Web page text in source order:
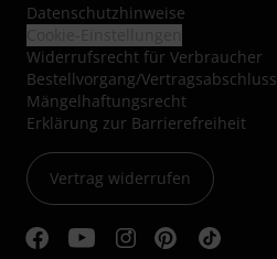
Datenschutzhinweise
Widerrufsrecht für Verbraucher
Bestellvorgang/Vertragsabschluss
Mängelhaftungsrecht
Erklärung zur Barrierefreiheit
Vertrag widerrufen